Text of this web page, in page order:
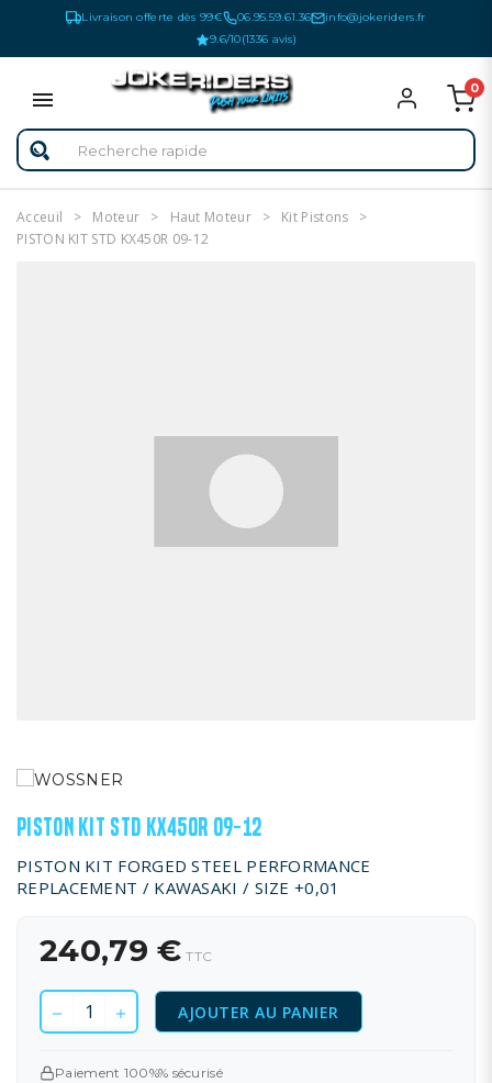
Livraison offerte dès 99€ 06.95.59.61.36
info@jokeriders.fr
9.6/10(1336 avis)
0
Acceuil Moteur Haut Moteur
Kit Pistons
PISTON KIT STD KX450R 09-12
PISTON KIT STD KX450R 09-12
PISTON KIT FORGED STEEL PERFORMANCE
REPLACEMENT / KAWASAKI / SIZE +0,01
240,79 € TTC
AJOUTER AU PANIER
Paiement 100%% sécurisé